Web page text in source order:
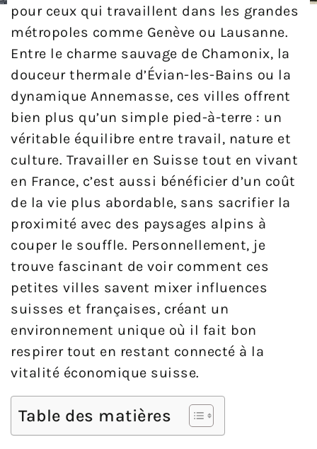
pour ceux qui travaillent dans les grandes
métropoles comme Genève ou Lausanne.
Entre le charme sauvage de Chamonix, la
douceur thermale d’Évian-les-Bains ou la
dynamique Annemasse, ces villes offrent
bien plus qu’un simple pied-à-terre : un
véritable équilibre entre travail, nature et
culture. Travailler en Suisse tout en vivant
en France, c’est aussi bénéficier d’un coût
de la vie plus abordable, sans sacrifier la
proximité avec des paysages alpins à
couper le souffle. Personnellement, je
trouve fascinant de voir comment ces
petites villes savent mixer influences
suisses et françaises, créant un
environnement unique où il fait bon
respirer tout en restant connecté à la
vitalité économique suisse.
Table des matières